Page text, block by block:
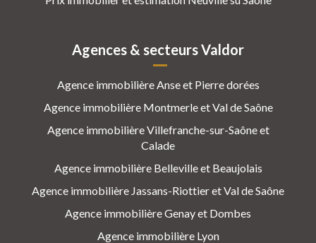
Agences & secteurs Valdor
Agence immobilière Anse et Pierre dorées
Agence immobilière Montmerle et Val de Saône
Agence immobilière Villefranche-sur-Saône et
Calade
Agence immobilière Belleville et Beaujolais
Agence immobilière Jassans-Riottier et Val de Saône
Agence immobilière Genay et Dombes
Agence immobilière Lyon